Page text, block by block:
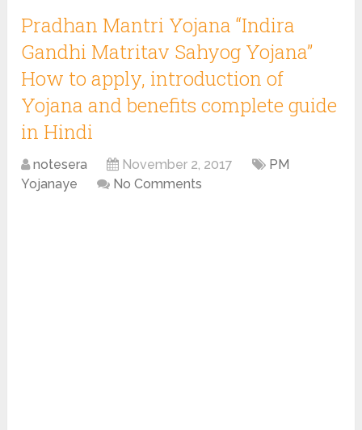
Pradhan Mantri Yojana “Indira
Gandhi Matritav Sahyog Yojana”
How to apply, introduction of
Yojana and benefits complete guide
in Hindi
notesera November 2, 2017
PM
Yojanaye
No Comments